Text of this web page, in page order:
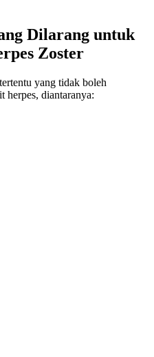
Dilarang untuk
Zoster
yang tidak boleh
herpes, diantaranya: